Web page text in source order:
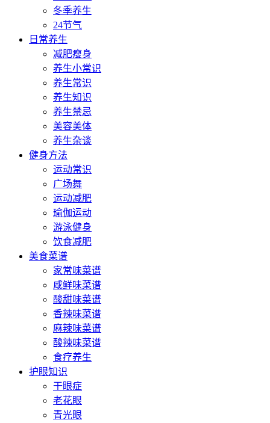
冬季养生
24节气
日常养生
减肥瘦身
养生小常识
养生常识
养生知识
养生禁忌
美容美体
养生杂谈
健身方法
运动常识
广场舞
运动减肥
瑜伽运动
游泳健身
饮食减肥
美食菜谱
家常味菜谱
咸鲜味菜谱
酸甜味菜谱
香辣味菜谱
麻辣味菜谱
酸辣味菜谱
食疗养生
护眼知识
干眼症
老花眼
青光眼